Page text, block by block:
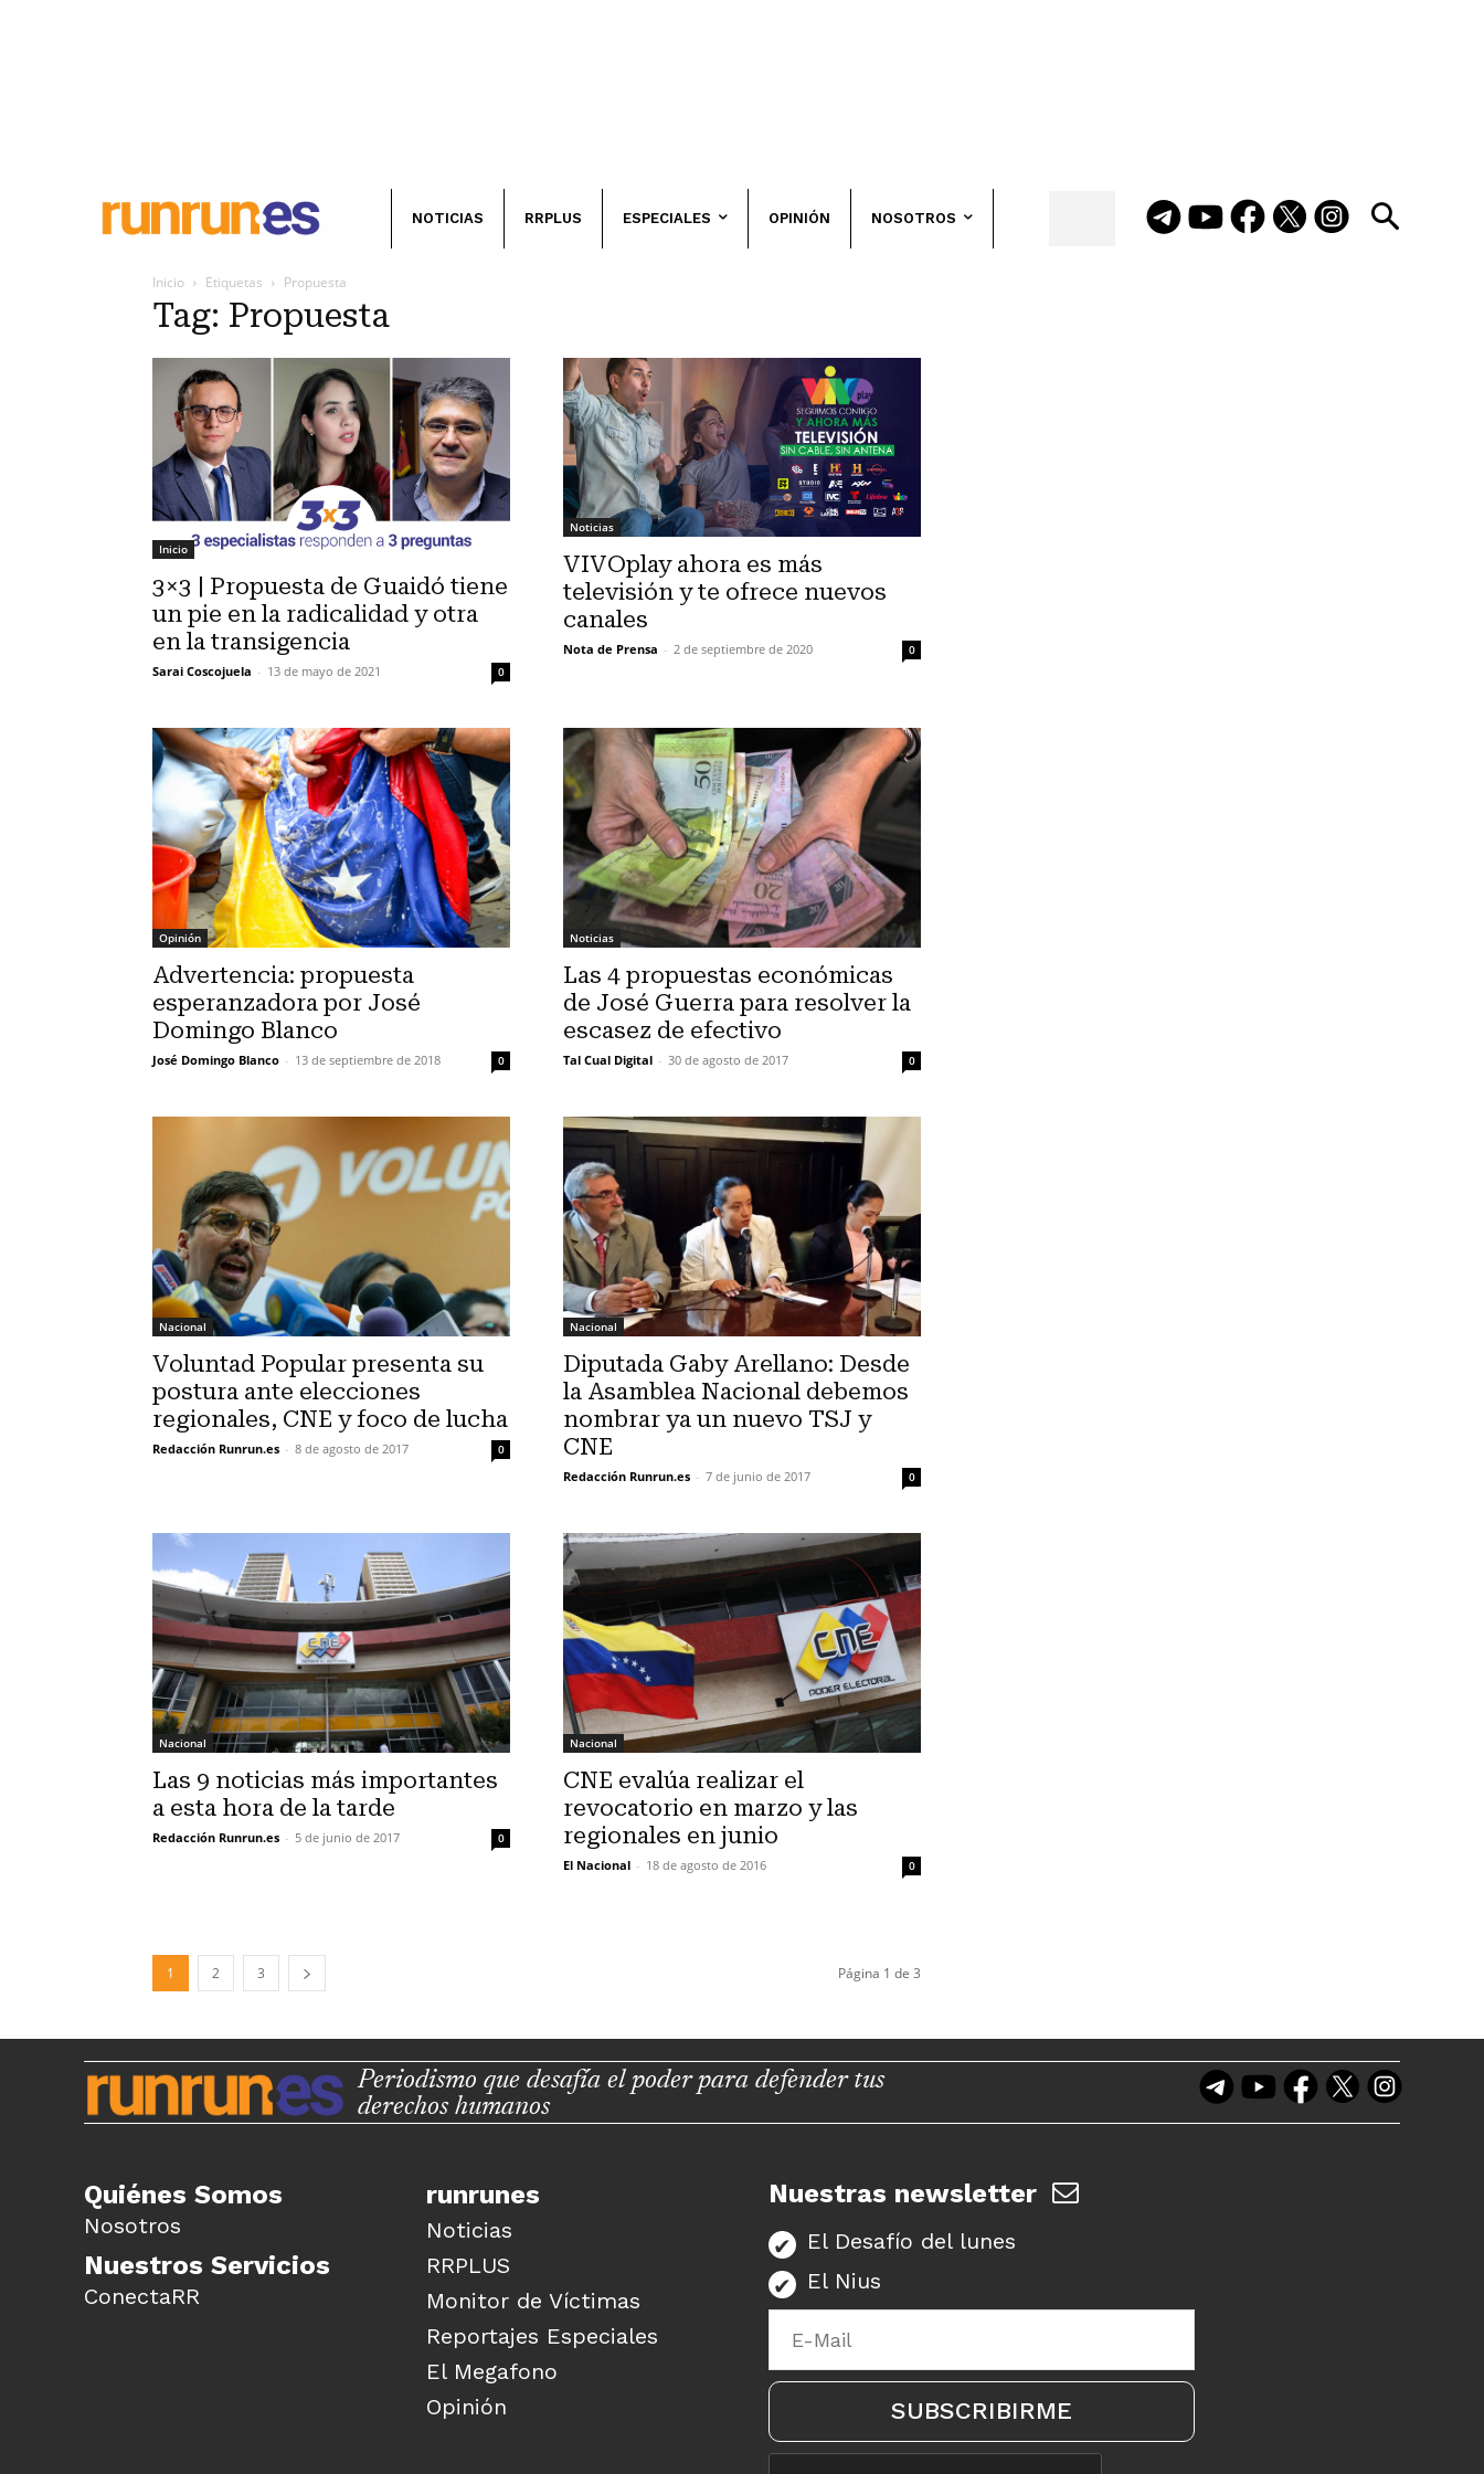
NOTICIAS RRPLUS ESPECIALES OPINIÓN NOSOTROS
Inicio Etiquetas Propuesta
Tag: Propuesta
Inicio
3×3 | Propuesta de Guaidó tiene
un pie en la radicalidad y otra
en la transigencia
Sarai Coscojuela - 13 de mayo de 2021 0
Noticias
VIVOplay ahora es más
televisión y te ofrece nuevos
canales
Nota de Prensa - 2 de septiembre de 2020 0
Opinión
Advertencia: propuesta
esperanzadora por José
Domingo Blanco
José Domingo Blanco - 13 de septiembre de 2018 0
Noticias
Las 4 propuestas económicas
de José Guerra para resolver la
escasez de efectivo
Tal Cual Digital - 30 de agosto de 2017 0
Nacional
Voluntad Popular presenta su
postura ante elecciones
regionales, CNE y foco de lucha
Redacción Runrun.es - 8 de agosto de 2017 0
Nacional
Diputada Gaby Arellano: Desde
la Asamblea Nacional debemos
nombrar ya un nuevo TSJ y
CNE
Redacción Runrun.es - 7 de junio de 2017 0
Nacional
Las 9 noticias más importantes
a esta hora de la tarde
Redacción Runrun.es - 5 de junio de 2017 0
Nacional
CNE evalúa realizar el
revocatorio en marzo y las
regionales en junio
El Nacional - 18 de agosto de 2016 0
1 2 3 Página 1 de 3
Periodismo que desafía el poder para defender tus
derechos humanos
Quiénes Somos
Nosotros
Nuestros Servicios
ConectaRR
runrunes
Noticias
RRPLUS
Monitor de Víctimas
Reportajes Especiales
El Megafono
Opinión
Nuestras newsletter
El Desafío del lunes
El Nius